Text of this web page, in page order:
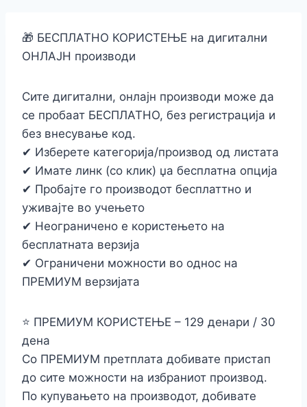
🎁 БЕСПЛАТНО КОРИСТЕЊЕ на дигитални
ОНЛАЈН производи
Сите дигитални, онлајн производи може да
се пробаат БЕСПЛАТНО, без регистрација и
без внесување код.
✔ Изберете категорија/производ од листата
✔ Имате линк (со клик) џа бесплатна опција
✔ Пробајте го производот бесплаттно и
уживајте во учењето
✔ Неограничено е користењето на
бесплатната верзија
✔ Ограничени можности во однос на
ПРЕМИУМ верзијата
⭐ ПРЕМИУМ КОРИСТЕЊЕ – 129 денари / 30
дена
Со ПРЕМИУМ претплата добивате пристап
до сите можности на избраниот производ.
По купувањето на производот, добивате